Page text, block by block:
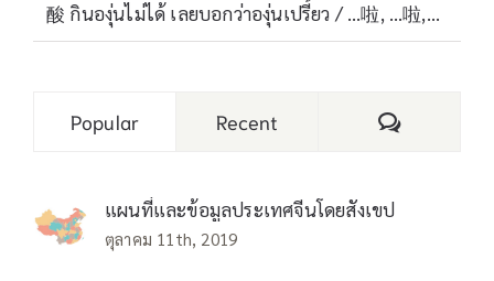
酸 กินองุ่นไม่ได้ เลยบอกว่าองุ่นเปรี้ยว / …啦, …啦,…
Popular Recent Comments
แผนที่และข้อมูลประเทศจีนโดยสังเขป
ตุลาคม 11th, 2019